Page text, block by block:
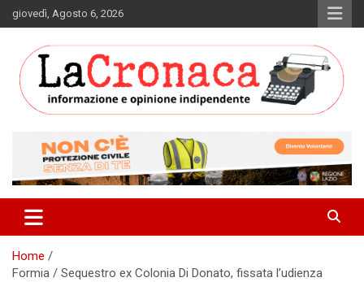
Skip
to
giovedì, Agosto 6, 2026
La Cronaca Quotidiano
Home
Formia / Sequestro ex Colonia Di Donato, fissata l’udienza